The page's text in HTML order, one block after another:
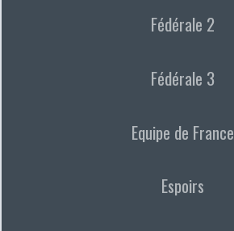
Fédérale 2
Fédérale 3
Equipe de France
Espoirs